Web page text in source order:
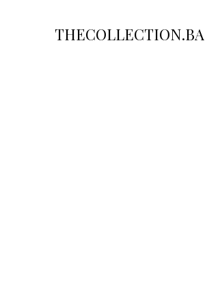
THECOLLECTION.BA